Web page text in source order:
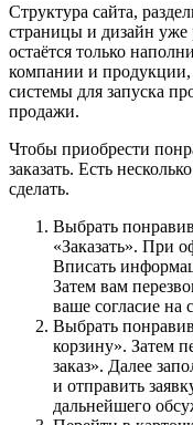
Структура сайта,
страницы и дизайн
остаётся только
компании и
системы для запуска
продажи.
Чтобы приобрести
заказать. Есть
сделать.
Выбрать
«Заказать». При
Вписать
Затем вам
ваше согласие на
Выбрать
корзину». Затем
заказ». Далее
и отправить
дальнейшего